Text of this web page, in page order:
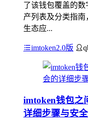
了该钱包覆盖的
产列表及分类指南
生态应...
imtoken2.0版
imtoken钱包之
详细步骤与安